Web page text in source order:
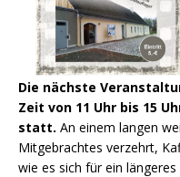
Die nächste
Zeit von 11 Uhr bis 15
statt. An einem langen
Mitgebrachtes verzehrt,
wie es sich für ein